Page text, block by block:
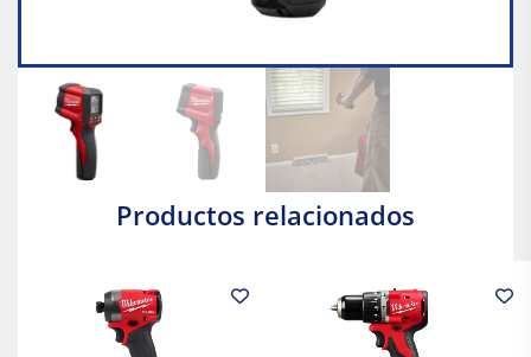
Productos relacionados